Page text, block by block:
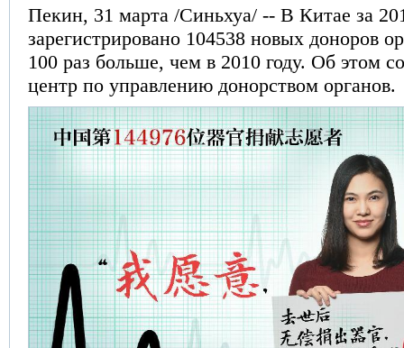
Пекин, 31 марта /Синьхуа/ -- В Китае за
зарегистрировано 104538 новых доноров
100 раз больше, чем в 2010 году. Об этом
центр по управлению донорством органов.